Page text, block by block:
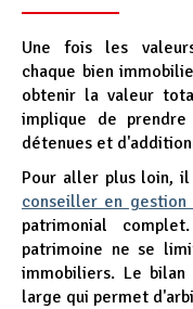
Une fois les
chaque bien
obtenir la valeur
implique de
détenues et
Pour aller plus loin,
conseiller en gestion
patrimonial
patrimoine ne se
immobiliers. Le
large qui permet